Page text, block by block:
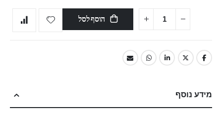
הוסף לסל
מידע נוסף